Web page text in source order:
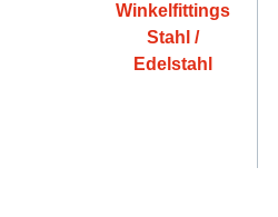
Winkelfittings
Stahl /
Edelstahl